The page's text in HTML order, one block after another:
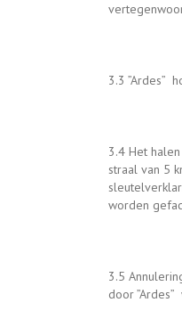
3.3 ”Ardes”
3.4 Het
straal van 5
worden
3.5
door